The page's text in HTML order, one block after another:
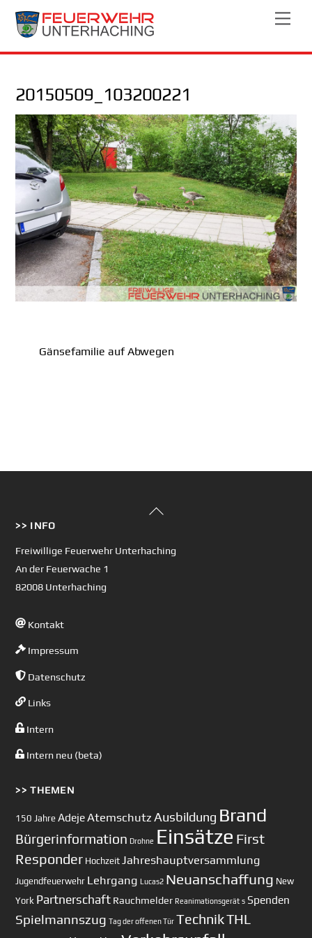
Skip
20150509_103200221
Gänsefamilie auf Abwegen
Back
>> INFO
Freiwillige Feuerwehr Unterhaching
An der Feuerwache 1
82008 Unterhaching
Kontakt
Impressum
Datenschutz
Links
Intern
Intern neu (beta)
>> THEMEN
150 Jahre AdejeAtemschutz Ausbildung Brand
Bürgerinformation Drohne Einsätze First
Responder Hochzeit Jahreshauptversammlung
Jugendfeuerwehr Lehrgang Lucas2 Neuanschaffung New
York Partnerschaft Rauchmelder Reanimationsgerät s Spenden
Spielmannszug Tag der offenen Tür TechnikTHL